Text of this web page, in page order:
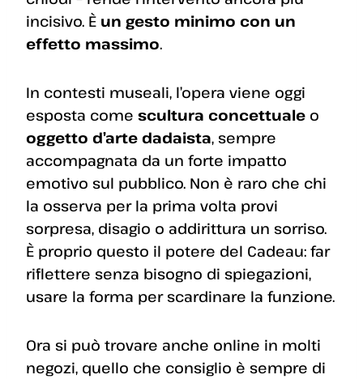
incisivo. È un gesto minimo con un
effetto massimo.
In contesti museali, l’opera viene oggi
esposta come scultura concettuale o
oggetto d’arte dadaista, sempre
accompagnata da un forte impatto
emotivo sul pubblico. Non è raro che chi
la osserva per la prima volta provi
sorpresa, disagio o addirittura un sorriso.
È proprio questo il potere del Cadeau: far
riflettere senza bisogno di spiegazioni,
usare la forma per scardinare la funzione.
Ora si può trovare anche online in molti
negozi, quello che consiglio è sempre di